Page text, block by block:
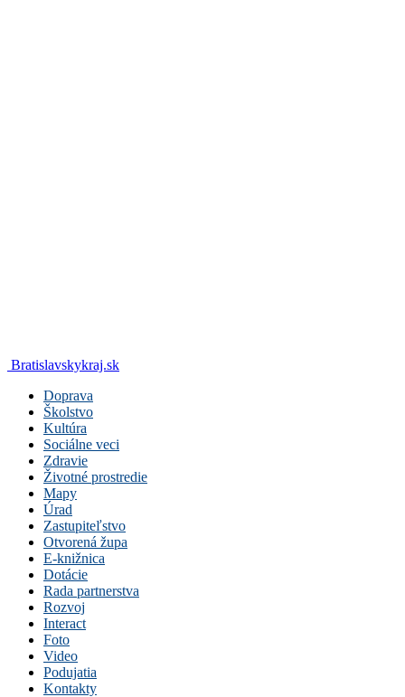
Bratislavskykraj.sk
Doprava
Školstvo
Kultúra
Sociálne veci
Zdravie
Životné prostredie
Mapy
Úrad
Zastupiteľstvo
Otvorená župa
E-knižnica
Dotácie
Rada partnerstva
Rozvoj
Interact
Foto
Video
Podujatia
Kontakty